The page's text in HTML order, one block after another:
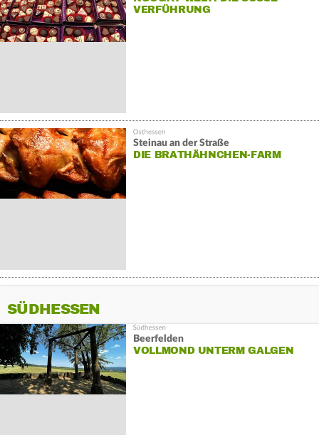
ERFÜHRUNG
Steinau an der Straße
DIE BRATHÄHNCHEN-FARM
SÜDHESSEN
Beerfelden
VOLLMOND UNTERM GALGEN